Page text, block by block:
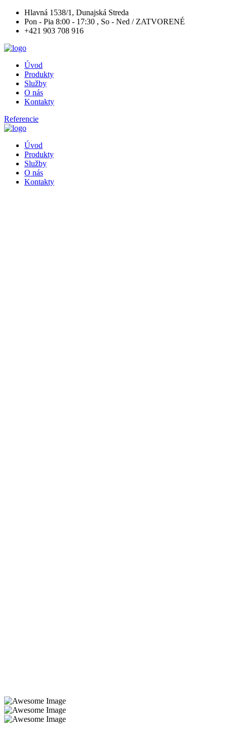
Hlavná 1538/1, Dunajská Streda
Pon - Pia 8:00 - 17:30 , So - Ned / ZATVORENÉ
+421 903 708 916
Úvod
Produkty
Služby
O nás
Kontakty
Referencie
Úvod
Produkty
Služby
O nás
Kontakty